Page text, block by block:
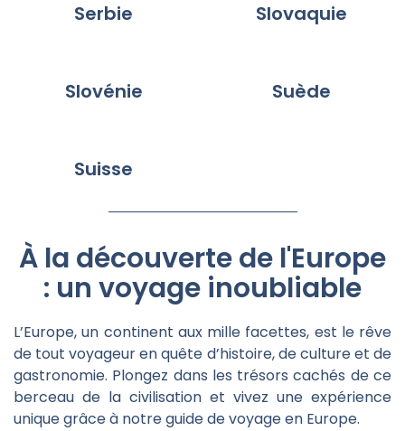
Serbie Slovaquie
Slovénie Suède
Suisse
À la découverte de l'Europe
: un voyage inoubliable
L’Europe, un continent aux mille facettes, est le rêve
de tout voyageur en quête d’histoire, de culture et de
gastronomie. Plongez dans les trésors cachés de ce
berceau de la civilisation et vivez une expérience
unique grâce à notre guide de voyage en Europe.